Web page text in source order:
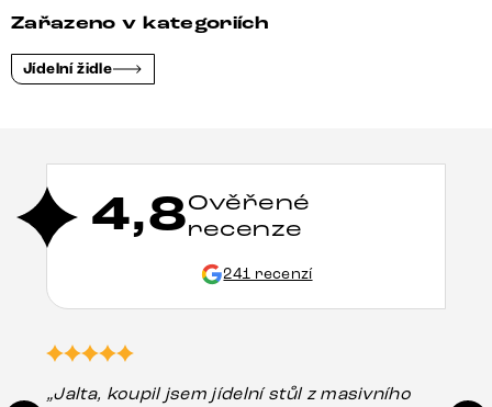
Zařazeno v kategoriích
Jídelní židle
4,8Ověřené
recenze
241 recenzí
„Jalta, koupil jsem jídelní stůl z masivního